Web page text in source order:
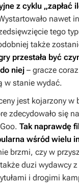
z cyklu „zapłać
nawet
tego
także
przestała być
niej – gracze
w stanie wydać.
jest kojarzony w
zdecydowało się
. Tak naprawdę
wśród wielu
brzmi, czy w
duzi wydawcy z
i drogimi